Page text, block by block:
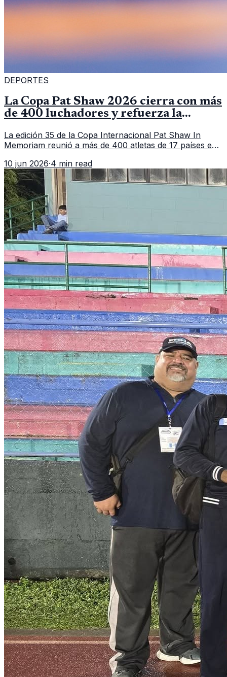
DEPORTES
La Copa Pat Shaw 2026 cierra con más
de 400 luchadores y refuerza la
La edición 35 de la Copa Internacional Pat Shaw In
Memoriam reunió a más de 400 atletas de 17 países en
delegación nacional, según el balance oficial de CDAG.
10 jun 2026·4 min read